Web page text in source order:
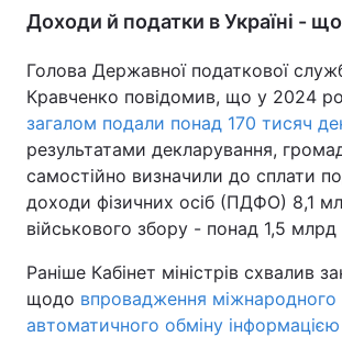
Доходи й податки в Україні -
Голова Державної податкової
Кравченко повідомив, що у 2024
загалом подали понад 170 тисяч
результатами декларування,
самостійно визначили до сплати
доходи фізичних осіб (ПДФО) 8,1
військового збору - понад 1,5 млрд
Раніше Кабінет міністрів схвалив
щодо впровадження міжнародного
автоматичного обміну